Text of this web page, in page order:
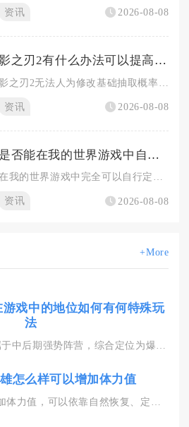
资讯 2026-08-08
影之刃2有什么办法可以提高抽取几率
资讯 2026-08-08
是否能在我的世界游戏中自行定制村庄
在我的世界游戏中完全可以自行定制专属村庄，不管是生存模式还是...
资讯 2026-08-08
+More
戏中的地位如何有何特殊玩
法
怎么样可以增加体力值